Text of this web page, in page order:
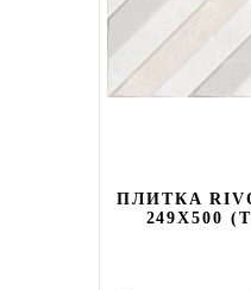
ПЛИТКА
249X500